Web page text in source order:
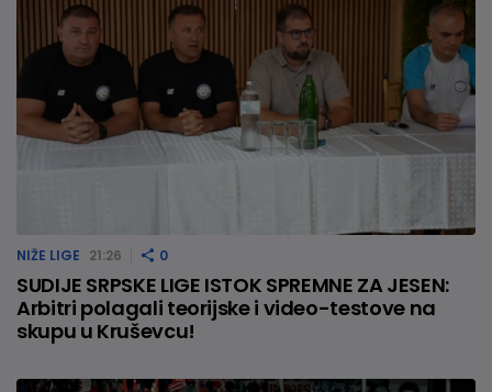
NIŽE LIGE 21:26 0
SUDIJE SRPSKE LIGE ISTOK SPREMNE ZA JESEN:
Arbitri polagali teorijske i video-testove na
skupu u Kruševcu!